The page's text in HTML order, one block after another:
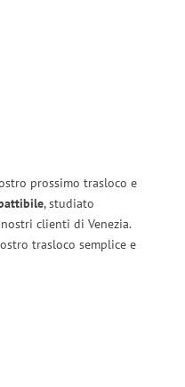
prossimo trasloco e
, studiato
clienti di Venezia.
trasloco semplice e